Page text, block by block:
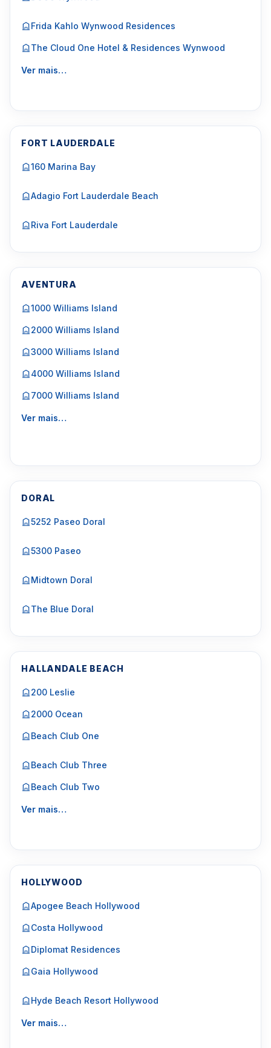
Frida Kahlo Wynwood Residences
The Cloud One Hotel & Residences Wynwood
Ver mais…
FORT LAUDERDALE
160 Marina Bay
Adagio Fort Lauderdale Beach
Riva Fort Lauderdale
AVENTURA
1000 Williams Island
2000 Williams Island
3000 Williams Island
4000 Williams Island
7000 Williams Island
Ver mais…
DORAL
5252 Paseo Doral
5300 Paseo
Midtown Doral
The Blue Doral
HALLANDALE BEACH
200 Leslie
2000 Ocean
Beach Club One
Beach Club Three
Beach Club Two
Ver mais…
HOLLYWOOD
Apogee Beach Hollywood
Costa Hollywood
Diplomat Residences
Gaia Hollywood
Hyde Beach Resort Hollywood
Ver mais…